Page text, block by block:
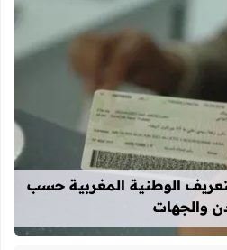
قراءة المزيد عن أحرف و أرقام
الوطنية المغربية حسب
والجهات